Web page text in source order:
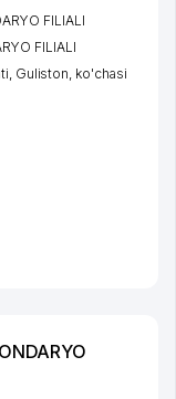
FILIALI
FILIALI
, Guliston, ko'chasi